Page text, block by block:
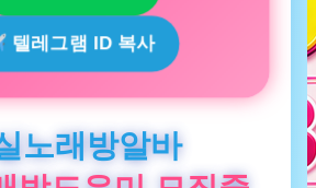
텔레그램 ID 복사
노래방알바